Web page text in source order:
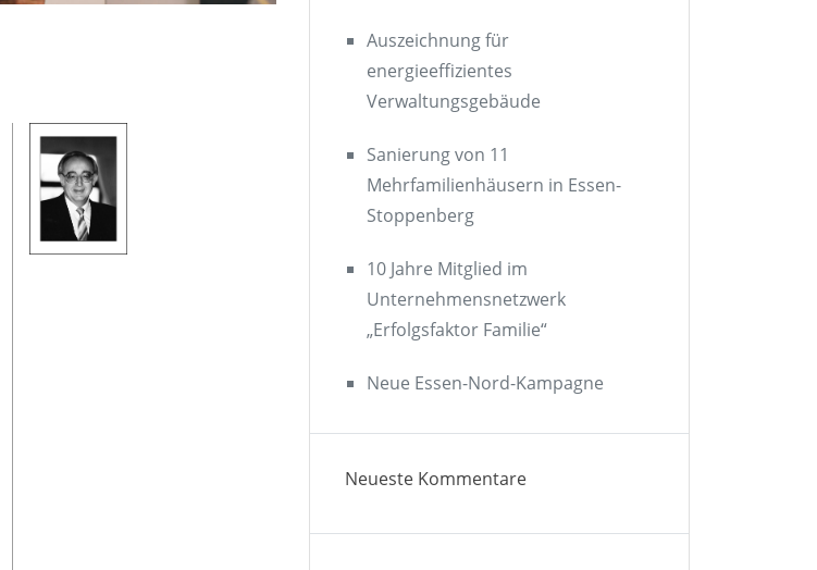
Auszeichnung für
energieeffizientes
Verwaltungsgebäude
Sanierung von 11
Mehrfamilienhäusern in Essen-
Stoppenberg
10 Jahre Mitglied im
Unternehmensnetzwerk
„Erfolgsfaktor Familie“
Neue Essen-Nord-Kampagne
Neueste Kommentare